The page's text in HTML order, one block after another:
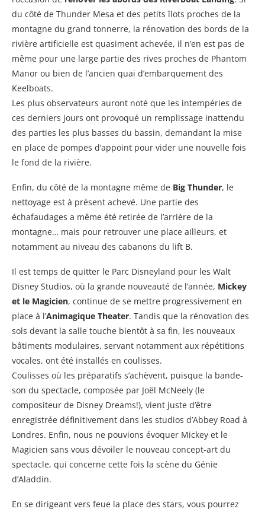
du côté de Thunder Mesa et des petits îlots proches de la
montagne du grand tonnerre, la rénovation des bords de la
rivière artificielle est quasiment achevée, il n’en est pas de
même pour une large partie des rives proches de Phantom
Manor ou bien de l’ancien quai d’embarquement des
Keelboats.
Les plus observateurs auront noté que les intempéries de
ces derniers jours ont provoqué un remplissage inattendu
des parties les plus basses du bassin, demandant la mise
en place de pompes d’appoint pour vider une nouvelle fois
le fond de la rivière.
Enfin, du côté de la montagne même de Big Thunder, le
nettoyage est à présent achevé. Une partie des
échafaudages a même été retirée de l’arrière de la
montagne… mais pour retrouver une place ailleurs, et
notamment au niveau des cabanons du lift B.
Il est temps de quitter le Parc Disneyland pour les Walt
Disney Studios, où la grande nouveauté de l’année, Mickey
et le Magicien, continue de se mettre progressivement en
place à l’Animagique Theater. Tandis que la rénovation des
sols devant la salle touche bientôt à sa fin, les nouveaux
bâtiments modulaires, servant notamment aux répétitions
vocales, ont été installés en coulisses.
Coulisses où les préparatifs s’achèvent, puisque la bande-
son du spectacle, composée par Joël McNeely (le
compositeur de Disney Dreams!), vient juste d’être
enregistrée définitivement dans les studios d’Abbey Road à
Londres. Enfin, nous ne pouvions évoquer Mickey et le
Magicien sans vous dévoiler le nouveau concept-art du
spectacle, qui concerne cette fois la scène du Génie
d’Aladdin.
En se dirigeant vers feue la place des stars, vous pourrez